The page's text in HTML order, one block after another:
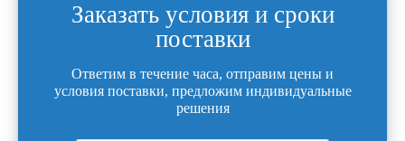
Заказать условия и сроки
поставки
Ответим в течение часа, отправим цены и
условия поставки, предложим индивидуальные
решения